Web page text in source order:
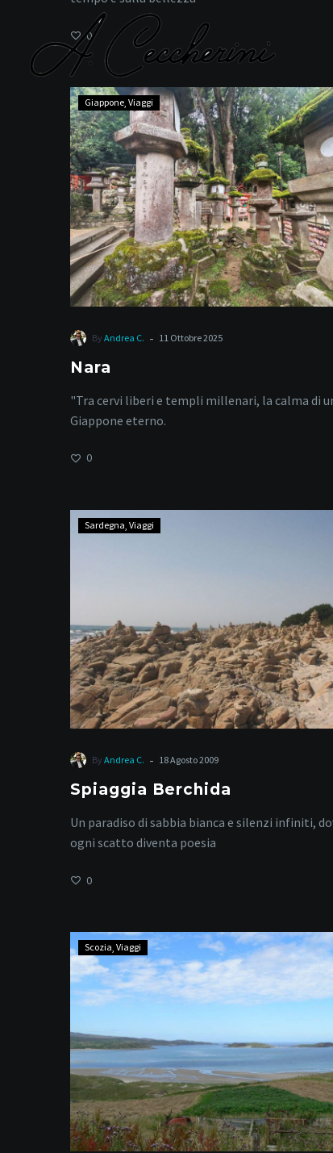
0
Nara
Giappone Viaggi
By Andrea C. - 11 Ottobre 2025
Nara
"Tra cervi liberi e templi millenari, la calma di
Giappone eterno.
0
Sardegna Viaggi
By Andrea C. - 18 Agosto 2009
Spiaggia Berchida
Un paradiso di sabbia bianca e silenzi infiniti,
ogni scatto diventa poesia
0
Scozia
–
Strada
da
a
Scourie
Scozia Viaggi